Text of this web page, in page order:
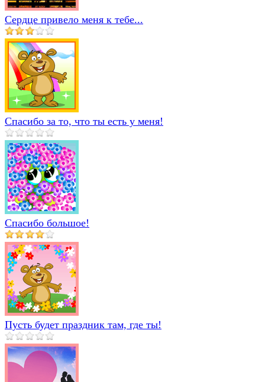
Сердце привело меня к тебе...
Спасибо за то, что ты есть у меня!
Спасибо большое!
Пусть будет праздник там, где ты!